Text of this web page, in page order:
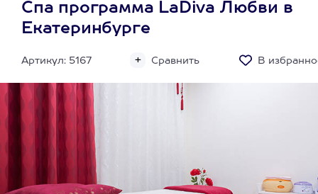
Спа программа LaDiva Любви в
Екатеринбурге
Артикул: 5167 Сравнить В